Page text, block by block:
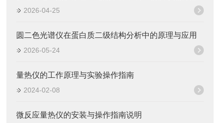
2026-04-25
圆二色光谱仪在蛋白质二级结构分析中的原理与应用
2026-05-24
量热仪的工作原理与实验操作指南
2024-02-08
微反应量热仪的安装与操作指南说明